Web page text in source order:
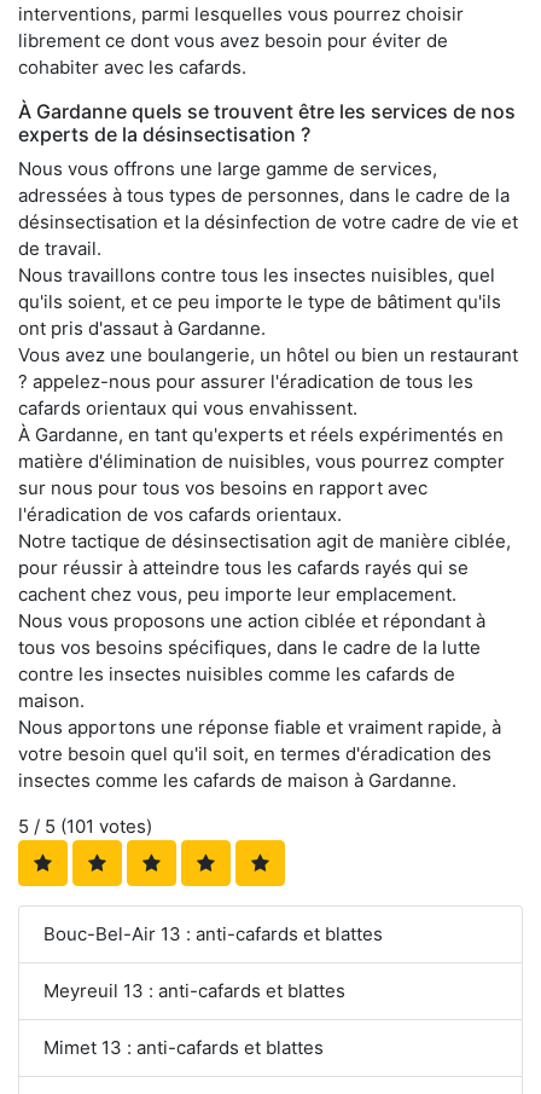
interventions, parmi lesquelles vous pourrez choisir
librement ce dont vous avez besoin pour éviter de
cohabiter avec les cafards.
À Gardanne quels se trouvent être les services de nos
experts de la désinsectisation ?
Nous vous offrons une large gamme de services,
adressées à tous types de personnes, dans le cadre de la
désinsectisation et la désinfection de votre cadre de vie et
de travail.
Nous travaillons contre tous les insectes nuisibles, quel
qu'ils soient, et ce peu importe le type de bâtiment qu'ils
ont pris d'assaut à Gardanne.
Vous avez une boulangerie, un hôtel ou bien un restaurant
? appelez-nous pour assurer l'éradication de tous les
cafards orientaux qui vous envahissent.
À Gardanne, en tant qu'experts et réels expérimentés en
matière d'élimination de nuisibles, vous pourrez compter
sur nous pour tous vos besoins en rapport avec
l'éradication de vos cafards orientaux.
Notre tactique de désinsectisation agit de manière ciblée,
pour réussir à atteindre tous les cafards rayés qui se
cachent chez vous, peu importe leur emplacement.
Nous vous proposons une action ciblée et répondant à
tous vos besoins spécifiques, dans le cadre de la lutte
contre les insectes nuisibles comme les cafards de
maison.
Nous apportons une réponse fiable et vraiment rapide, à
votre besoin quel qu'il soit, en termes d'éradication des
insectes comme les cafards de maison à Gardanne.
5 / 5 (101 votes)
Bouc-Bel-Air 13 : anti-cafards et blattes
Meyreuil 13 : anti-cafards et blattes
Mimet 13 : anti-cafards et blattes